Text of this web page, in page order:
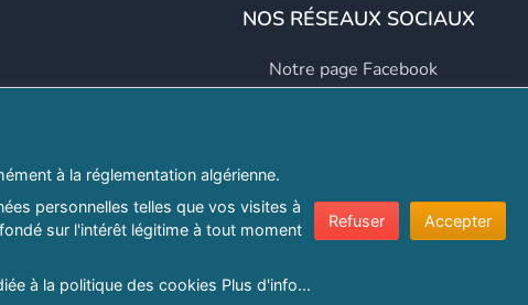
NOS RÉSEAUX SOCIAUX
Notre page Facebook
Notre page Twitter
à la réglementation algérienne.
personnelles telles que vos visites à
sur l'intérêt légitime à tout moment
à la politique des cookies Plus d'info...
Refuser Accepter